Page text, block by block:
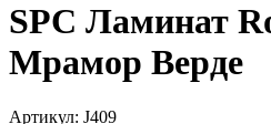
SPC Ламинат
Мрамор Верде
Артикул: J409